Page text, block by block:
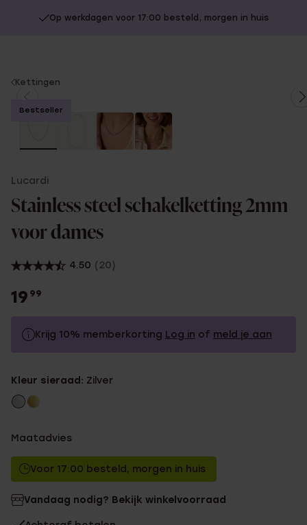
Op werkdagen voor 17:00 besteld, morgen in huis
You
here:
Kettingen
Bestseller
Lucardi
Stainless steel schakelketting 2mm
voor dames
4.50 (20)
19 99
Krijg 10% memberkorting Log in of meld je aan
Zonder memberkorting
Kleur sieraad: Zilver
Maatadvies
Voor 17:00 besteld, morgen in huis
Vandaag nodig? Bekijk winkelvoorraad